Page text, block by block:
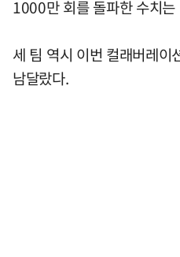
1000만 회를 돌파한 수치
세 팀 역시 이번 컬래버레이
남달랐다.